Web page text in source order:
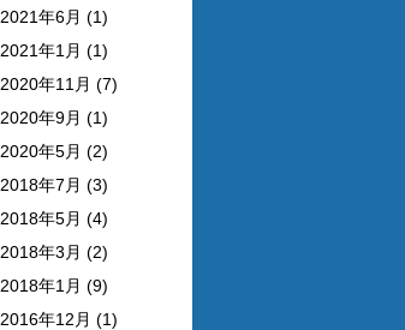
2021年6月 (1)
2021年1月 (1)
2020年11月 (7)
2020年9月 (1)
2020年5月 (2)
2018年7月 (3)
2018年5月 (4)
2018年3月 (2)
2018年1月 (9)
2016年12月 (1)